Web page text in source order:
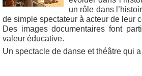
un rôle dans
de simple spectateur à acteur de leur
Des images documentaires font
valeur éducative.
Un spectacle de danse et théâtre qui